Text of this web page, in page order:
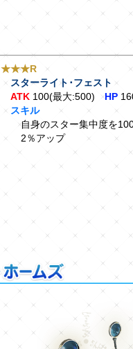
★★★R
スターライト･フェスト
ATK 100(最大:500)HP
スキル
自身のスター集中度を
2％アップ